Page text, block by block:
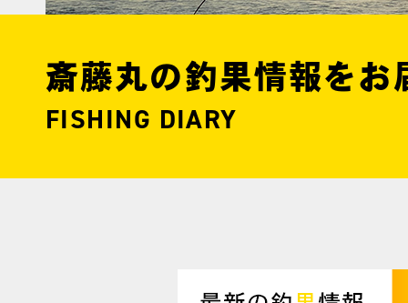
斎藤丸の釣果情報をお
FISHING DIARY